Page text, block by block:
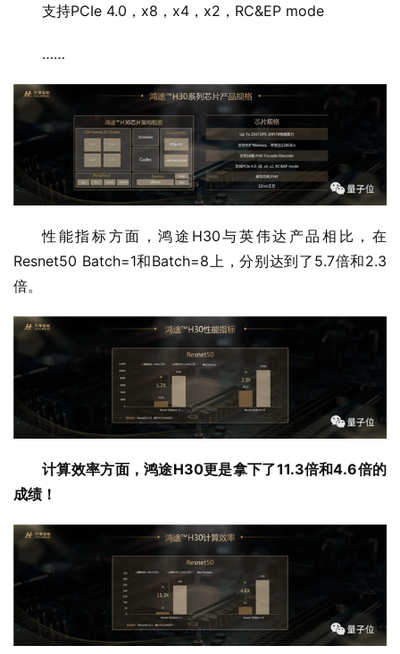
支持PCIe 4.0，x8，x4，x2，RC&EP mode
……
性能指标方面，鸿途H30与英伟达产品相比，在
Resnet50 Batch=1和Batch=8上，分别达到了5.7倍和2.3
倍。
计算效率方面，鸿途H30更是拿下了11.3倍和4.6倍的
成绩！